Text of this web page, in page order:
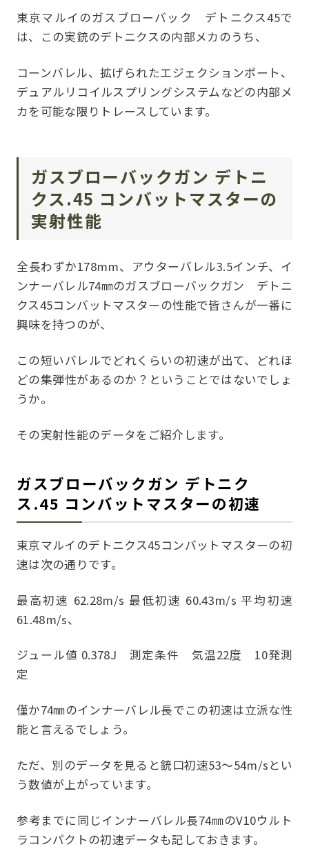
東京マルイのガスブローバック デトニクス45で
は、この実銃のデトニクスの内部メカのうち、
コーンバレル、拡げられたエジェクションポート、
デュアルリコイルスプリングシステムなどの内部メ
カを可能な限りトレースしています。
ガスブローバックガン デトニ
クス.45 コンバットマスターの
実射性能
全長わずか178mm、アウターバレル3.5インチ、イ
ンナーバレル74㎜のガスブローバックガン デトニ
クス45コンバットマスターの性能で皆さんが一番に
興味を持つのが、
この短いバレルでどれくらいの初速が出て、どれほ
どの集弾性があるのか？ということではないでしょ
うか。
その実射性能のデータをご紹介します。
ガスブローバックガン デトニク
ス.45 コンバットマスターの初速
東京マルイのデトニクス45コンバットマスターの初
速は次の通りです。
最高初速 62.28m/s 最低初速 60.43m/s 平均初速
61.48m/s、
ジュール値 0.378J 測定条件 気温22度 10発測
定
僅か74㎜のインナーバレル長でこの初速は立派な性
能と言えるでしょう。
ただ、別のデータを見ると銃口初速53～54m/sとい
う数値が上がっています。
参考までに同じインナーバレル長74㎜のV10ウルト
ラコンパクトの初速データも記しておきます。